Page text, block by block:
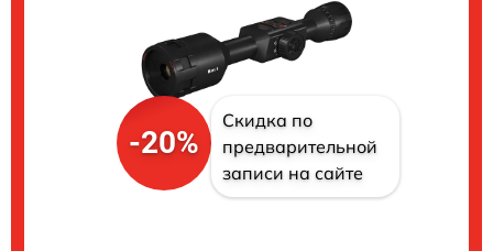
-20%
Скидка по
предварительной
записи на сайте